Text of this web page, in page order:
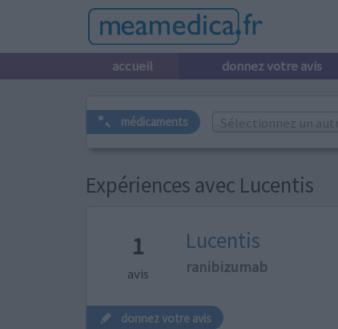
accueil donnez votre avis
médicaments Sélectionnez un
Expériences avec Lucentis
1
avis
Lucentis
ranibizumab
donnez votre avis